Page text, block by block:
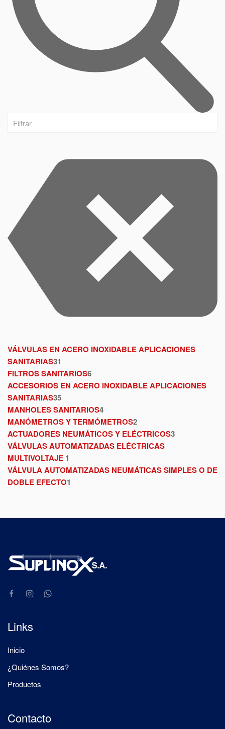
VÁLVULAS EN ACERO INOXIDABLE APLICACIONES
SANITARIAS31
FILTROS SANITARIOS6
ACCESORIOS EN ACERO INOXIDABLE APLICACIONES
SANITARIAS35
MANHOLES SANITARIOS4
MANÓMETROS Y TERMÓMETROS2
ACTUADORES NEUMÁTICOS Y ELÉCTRICOS3
VÁLVULAS AUTOMATIZADAS ELÉCTRICAS
MULTIVOLTAJE 1
VÁLVULA AUTOMATIZADAS NEUMÁTICAS SIMPLES O DE
DOBLE EFECTO1
Links
Inicio
¿Quiénes Somos?
Productos
Contacto